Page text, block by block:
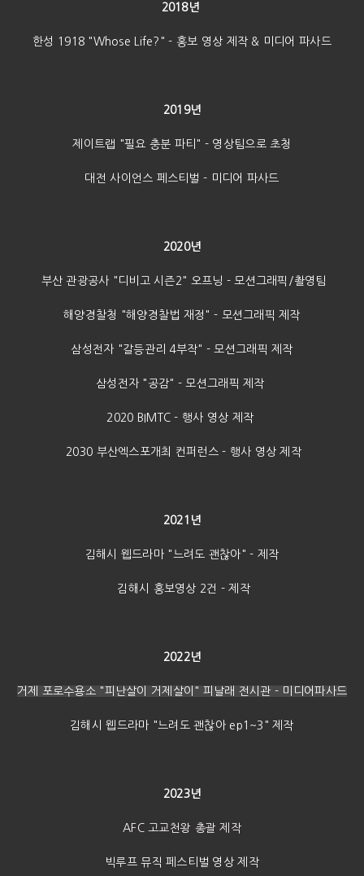
2018년
한성 1918 "Whose Life?" - 홍보 영상 제작 & 미디어 파사드
2019년
제이트랩 "필요 충분 파티" - 영상팀으로 초청 ​
대전사이언스 페스티벌 - 미디어 파사드 ​
2020년
​부산 관광공사 "디비고 시즌2" 오프닝 - 모션그래픽/촬영팀
해양경찰청 "해양경찰법 재정" - 모션그래픽 제작
삼성전자 "갈등관리 4부작" - 모션그래픽 제작
삼성전자 "공감" - 모션그래픽 제작
2020 BIMTC - 행사 영상 제작
2030 부산엑스포개최 컨퍼런스 - 행사 영상 제작 ​
2021년
김해시 웹드라마 "느려도 괜찮아" - 제작
김해시 홍보영상 2건 - 제작
2022년
거제 포로수용소 "피난살이 거제살이" 피날래 전시관 - 미디어파사드
김해시 웹드라마 "느려도 괜찮아 ep1~3" 제작
2023년
AFC 고교천왕 총괄 제작
빅루프 뮤직 페스티벌 영상 제작